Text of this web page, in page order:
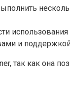
и поддержкой
так как она